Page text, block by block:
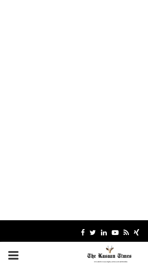
Facebook
TwitterLinkedinYoutube
RssXing
PRIMARY